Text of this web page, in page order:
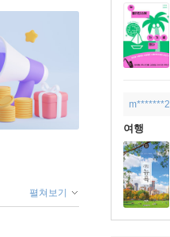
m*******2
여행
펼쳐보기